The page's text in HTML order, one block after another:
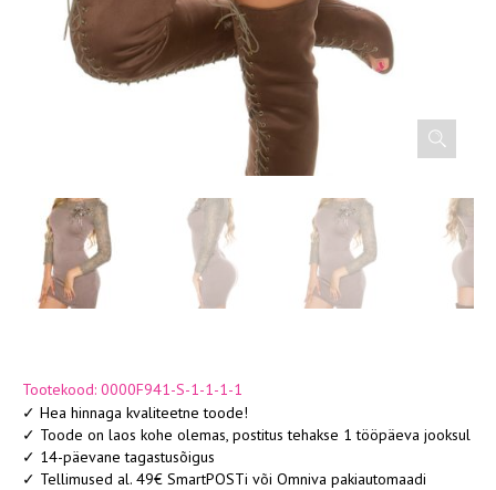
Tootekood: 0000F941-S-1-1-1-1
✓ Hea hinnaga kvaliteetne toode!
✓ Toode on laos kohe olemas, postitus tehakse 1 tööpäeva jooksul
✓ 14-päevane tagastusõigus
✓ Tellimused al. 49€ SmartPOSTi või Omniva pakiautomaadi